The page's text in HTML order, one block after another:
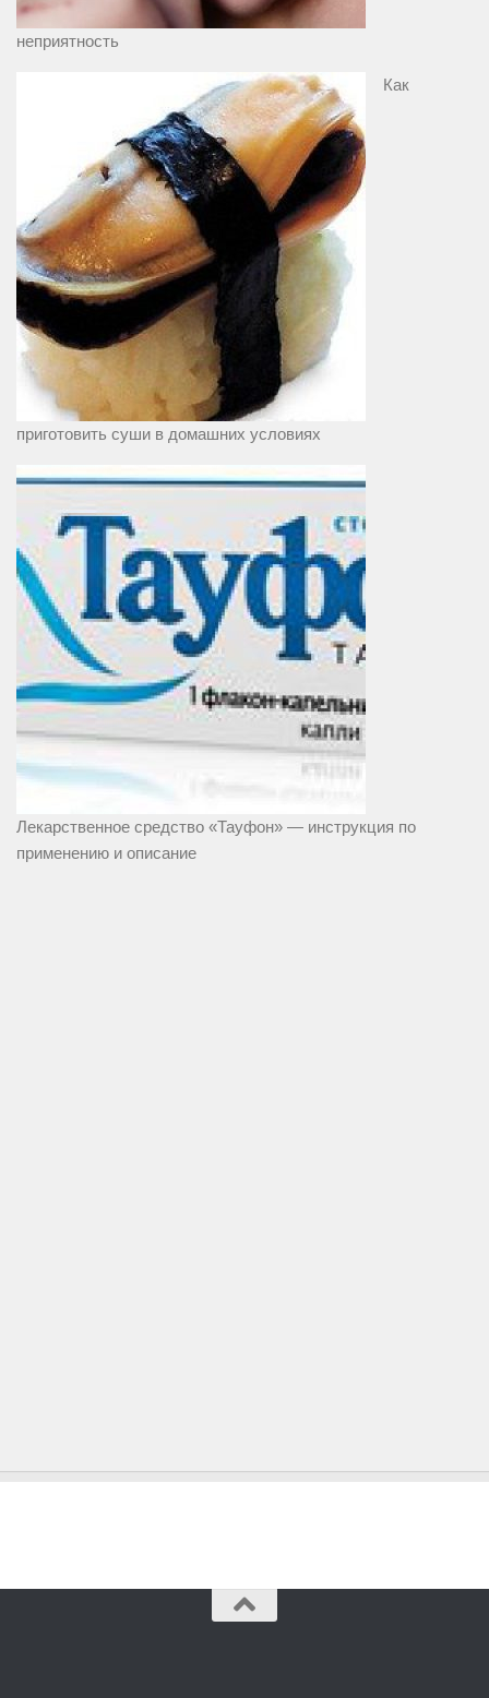
неприятность
Как
приготовить суши в домашних условиях
Лекарственное средство «Тауфон» — инструкция по
применению и описание